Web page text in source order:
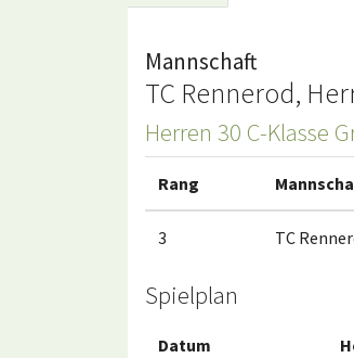
Mannschaft
TC Rennerod,
Herren 30 C-Klasse
Rang
3 TC
Spielplan
Datum